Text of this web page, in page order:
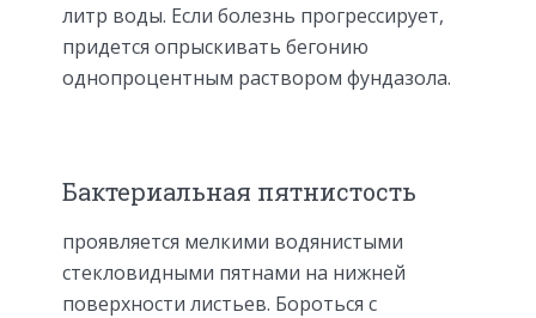
литр воды. Если болезнь прогрессирует,
придется опрыскивать бегонию
однопроцентным раствором фундазола.
Бактериальная пятнистость
проявляется мелкими водянистыми
стекловидными пятнами на нижней
поверхности листьев. Бороться с